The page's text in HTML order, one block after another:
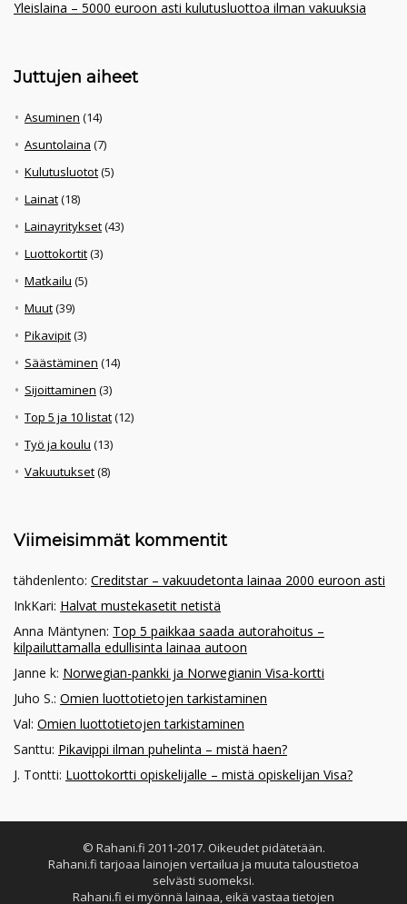
Yleislaina – 5000 euroon asti kulutusluottoa ilman vakuuksia
Juttujen aiheet
Asuminen (14)
Asuntolaina (7)
Kulutusluotot(5)
Lainat(18)
Lainayritykset(43)
Luottokortit(3)
Matkailu (5)
Muut(39)
Pikavipit(3)
Säästäminen (14)
Sijoittaminen (3)
Top 5 ja 10 listat(12)
Työ ja koulu (13)
Vakuutukset(8)
Viimeisimmät kommentit
tähdenlento: Creditstar – vakuudetonta lainaa 2000 euroon asti
InkKari: Halvat mustekasetit netistä
Anna Mäntynen: Top 5 paikkaa saada autorahoitus –
kilpailuttamalla edullisinta lainaa autoon
Janne k: Norwegian-pankki ja Norwegianin Visa-kortti
Juho S.: Omien luottotietojen tarkistaminen
Val: Omien luottotietojen tarkistaminen
Santtu: Pikavippi ilman puhelinta – mistä haen?
J. Tontti: Luottokortti opiskelijalle – mistä opiskelijan Visa?
© Rahani.fi 2011-2017. Oikeudet pidätetään.
Rahani.fi tarjoaa lainojen vertailua ja muuta taloustietoa
selvästi suomeksi.
Rahani.fi ei myönnä lainaa, eikä vastaa tietojen